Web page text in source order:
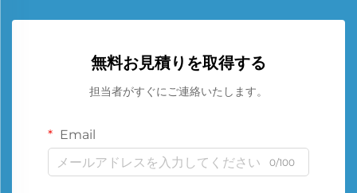
無料お見積りを取得する
担当者がすぐにご連絡いたします。
Email
0/100